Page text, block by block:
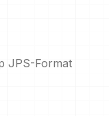
JPS-Format